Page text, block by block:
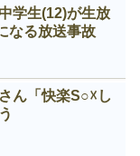
学生(12)が生放
なる放送事故
ん「快楽S○☓し